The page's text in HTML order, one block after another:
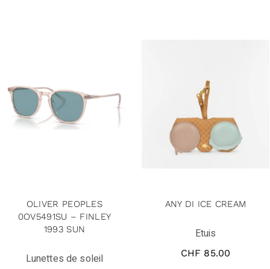
OLIVER PEOPLES
0OV5491SU – FINLEY
1993 SUN
Lunettes de soleil
ANY DI ICE CREAM
Etuis
CHF 85.00